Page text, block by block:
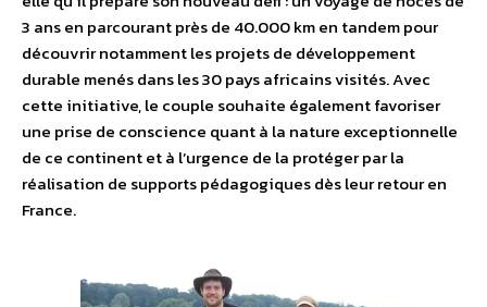
3 ans en parcourant près de 40.000 km en tandem pour
découvrir notamment les projets de développement
durable menés dans les 30 pays africains visités. Avec
cette initiative, le couple souhaite également favoriser
une prise de conscience quant à la nature exceptionnelle
de ce continent et à l’urgence de la protéger par la
réalisation de supports pédagogiques dès leur retour en
France.